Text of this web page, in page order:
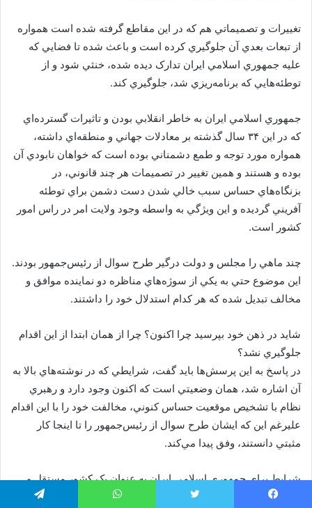
تغييرات و تصميماتي هم که در اين مقاطع گرفته شده است همواره
از تبعات بعدي آن جلوگيري کرده است و باعث شده تا فضايي که
عليه جمهوري اسلامي ايران تدارک ديده شده، خنثي شود و از
توطئه‌هايي که برنامه‌ريزي شد، جلوگيري کند.
جمهوري اسلامي ايران به خاطر انقلابي بودن و تاثيرات گسترده‌اي
که در اين ۳۴ سال گذشته بر معادلات جهاني و منطقه‌اي داشته،
همواره مورد توجه و طمع دشمناني بوده است که خواهان نابودي آن
بوده و هستند و همين تغيير در تصميمات هر چند قانوني، در
بزنگاه‌هاي حساس سبب خالي شدن دست دشمن براي توطئه
آفريني گرديده و اين ويژگي به واسطه وجود ولايت امر در راس امور
کشور است.
چند ماهي را مجلس و دولت درگير طرح سوال از رئيس‌جمهور بودند.
اين موضوع حتي به يکي از سوژه‌هاي مناظره دو نماينده موافق و
مخالف تبديل شده که هر کدام استدلال خود را داشتند.
شايد در ذهن خود بپرسيد چرا اکنون؟ چرا از همان ابتدا از اين اقدام
جلوگيري نشد؟
در پاسخ به اين پرسش‌ها بايد گفت، شرايطي که در نوشته‌هاي بالا به
آن اشاره شد، همان وضعيتي است که اکنون وجود دارد و رهبري
نظام با تشخيص موقعيت حساس کنوني، مخالفت خود را با اين اقدام
عليرغم اين که ايشان طرح سوال از رئيس‌جمهور را تا اينجا کار
مثبتي دانستند، وفق پيدا مي‌کند.
شرايط براي جمهوري اسلامي ايران به عنوان يک کشور مستقل و
کشوري که براي زياده طلبان و زورگويان عالم، چالش‌هاي جدي